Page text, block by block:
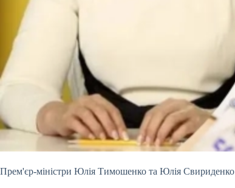
Прем'єр-міністри Юлія Тимошенко та Юлія Свириденко